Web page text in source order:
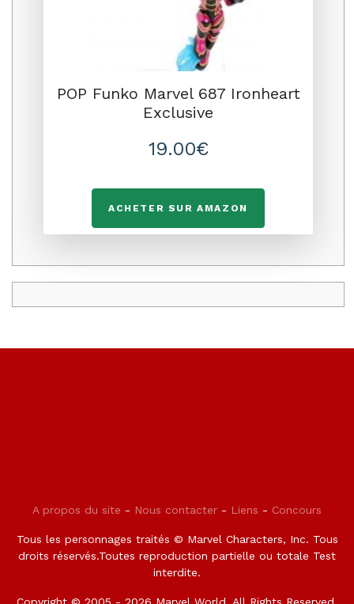
POP Funko Marvel 687 Ironheart
Exclusive
19.00€
ACHETER SUR AMAZON
A propos du site - Nous contacter - Liens - Concours
Tous les personnages traités © Marvel Characters, Inc. Tous
droits réservés.Toutes reproduction partielle ou totale Test
interdite.